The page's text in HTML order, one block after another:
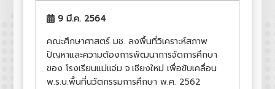
9 มี.ค. 2564
คณะศึกษาศาสตร์ มช. ลงพื้นที่วิเคราะห์สภาพ
ปัญหาและความต้องการพัฒนาการจัดการศึกษา
ของ โรงเรียนแม่แจ่ม จ.เชียงใหม่ เพื่อขับเคลื่อน
พ.ร.บ.พื้นที่นวัตกรรมการศึกษา พ.ศ. 2562